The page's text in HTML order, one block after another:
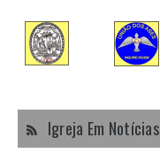
Igreja Em Notícias